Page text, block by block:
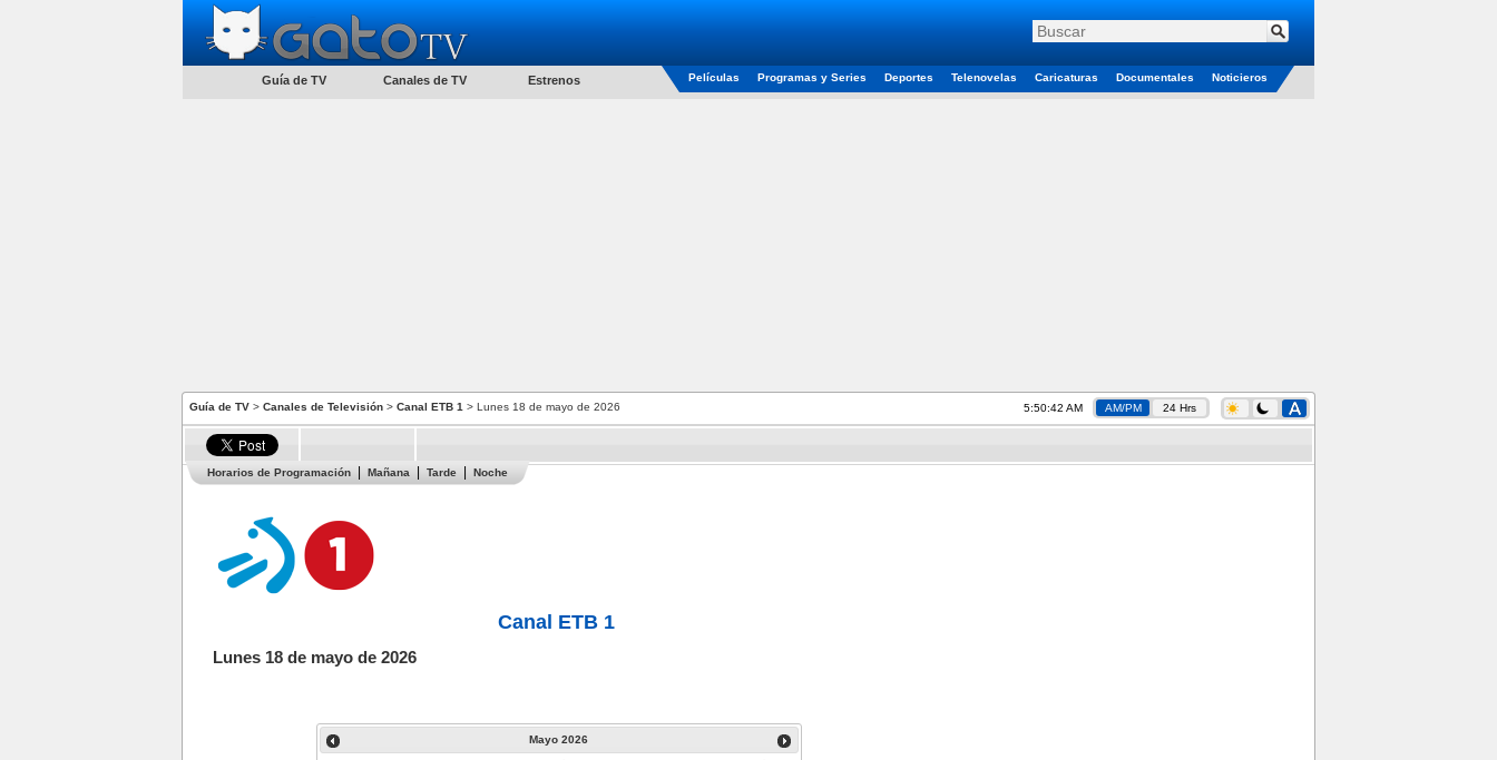
Guía de TV Canales de TV Estrenos Películas Programas y Series Deportes Telenovelas Caricaturas Documentales Noticieros
Guía de TV > Canales de Televisión > Canal ETB 1 > Lunes 18 de mayo de 2026 5:50:43 AM AM/PM 24 Hrs
Horarios de Programación Mañana Tarde Noche
Canal ETB 1
Lunes 18 de mayo de 2026
Mayo 2026